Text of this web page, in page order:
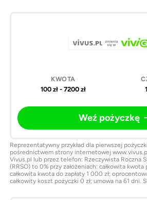
100 zł - 7200 zł
Weź pożyczkę
Reprezentatywny przykład dla pierwszej
pośrednictwem strony internetowej
Vivus.pl lub przez telefon: Rzeczywista Roczna
(RRSO) to 0% przy założeniach: całkowita kwota
całkowita kwota do zapłaty 1 000 zł;
całkowity koszt pożyczki 0 zł; umowa na 61 dni.